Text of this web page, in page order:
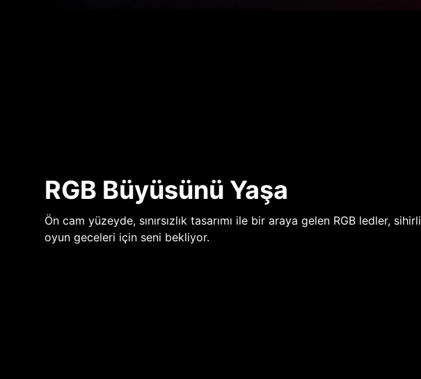
RGB Büyüsünü Yaşa
Ön cam yüzeyde, sınırsızlık tasarımı ile bir araya gelen RGB ledler, sihirli
oyun geceleri için seni bekliyor.